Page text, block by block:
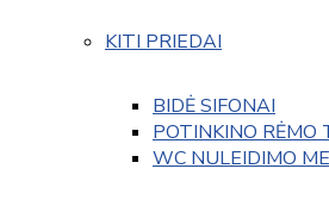
KITI PRIEDAI
BIDĖ SIFONAI
POTINKINO
WC NULEIDIMO